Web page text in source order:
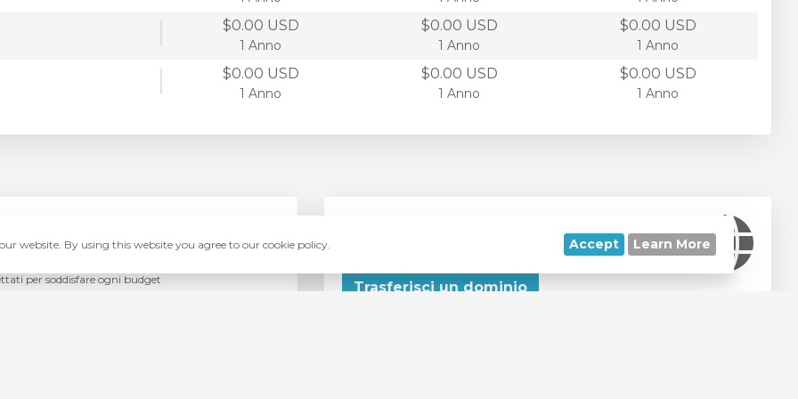
$0.00 USD
1 Anno
$0.00 USD
1 Anno
$0.00 USD
1 Anno
$0.00 USD
1 Anno
$0.00 USD
1 Anno
$0.00 USD
1 Anno
di pacchetti di hosting
per soddisfare ogni budget
Trasferisci ora ed estendi il tuo dominio per un anno!*
Trasferisci un dominio
website. By using this website you agree to our cookie policy. Accept Learn More